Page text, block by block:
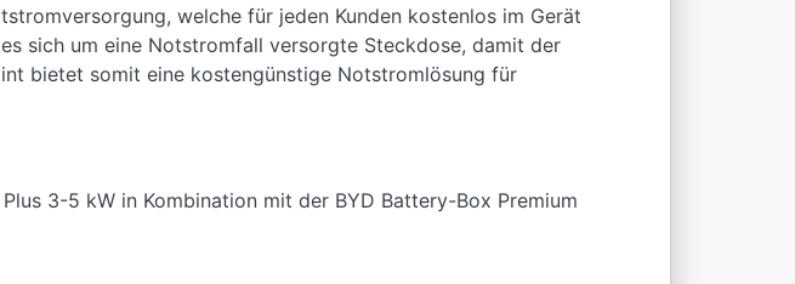
welche für jeden Kunden kostenlos im Gerät
sich um eine Notstromfall versorgte Steckdose, damit der
bietet somit eine kostengünstige Notstromlösung für
3-5 kW in Kombination mit der BYD Battery-Box Premium